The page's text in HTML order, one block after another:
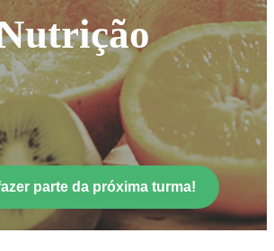
parte da próxima turma!